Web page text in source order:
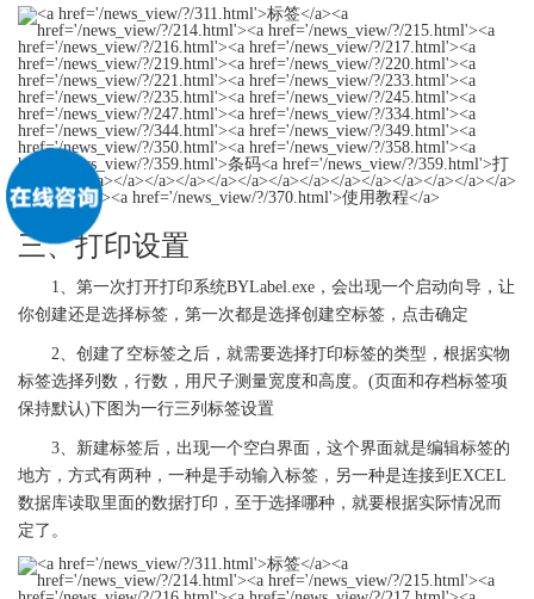
三、打印设置
1、第一次打开打印系统BYLabel.exe，会出现一个启动向导，让
你创建还是选择标签 ，第一次都是选择创建空标签 ，点击确定
2、创建了空标签之后，就需要选择打印标签的类型，根据实物
标签选择列数，行数，用尺子测量宽度和高度。(页面和存档标签项
保持默认)下图为一行三列 标签设置
3、新建标签后，出现一个空白界面，这个界面就是编辑标签的
地方，方式有两种，一种是手动输入标签 ，另一种是连接到EXCEL
数据库读取里面的数据打印，至于选择哪种，就要根据实际情况而
定了。